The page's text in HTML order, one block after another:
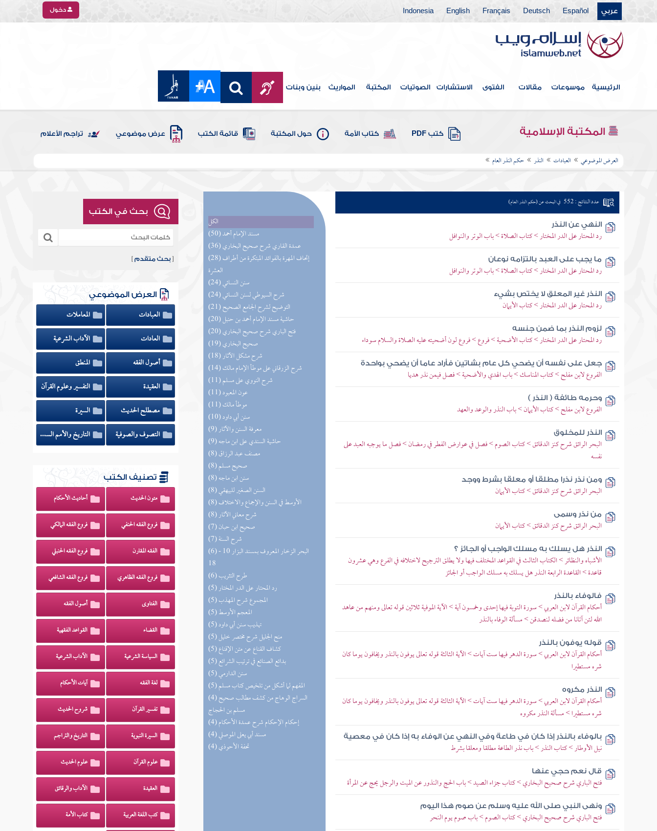
عربي Español
Deutsch
Français
English
Indonesia دخول
الرئيسية موسوعات مقالات الفتوى الاستشارات الصوتيات المكتبة المواريث بنين وبنات
المكتبة الإسلامية كتب PDF كتاب الأمة حول المكتبة قائمة الكتب عرض موضوعي تراجم الأعلام
العرض الموضوعي العبادات النذر حكم النذر العام
الكل
(50) مسند الإمام أحمد
(36) عمدة القاري شرح صحيح البخاري
(28) إتحاف المهرة بالفوائد المبتكرة من أطراف
العشرة
(24) سنن النسائي
(24) شرح السيوطي لسنن النسائي
(21) التوضيح لشرح الجامع الصحيح
(20) حاشية مسند الإمام أحمد بن حنبل
(20) فتح الباري شرح صحيح البخاري
(19) صحيح البخاري
(18) شرح مشكل الآثار
(14) شرح الزرقاني على موطأ الإمام مالك
(11) شرح النووي على مسلم
(11) عون المعبود
(11) موطأ مالك
(10) سنن أبي داود
(9) معرفة السنن والآثار
(9) حاشية السندي على ابن ماجه
(8) مصنف عبد الرزاق
(8) صحيح مسلم
(8) سنن ابن ماجه
(8) السنن الصغير للبيهقي
(8) الأوسط في السنن والإجماع والاختلاف
(8) شرح معاني الآثار
(7) صحيح ابن حبان
(7) شرح السنة
(6) البحر الزخار المعروف بمسند البزار 10 -
18
(6) طرح التثريب
(5) رد المحتار على الدر المختار
(5) المجموع شرح المهذب
(5) المعجم الأوسط
(5) تهذيب سنن أبي داود
(5) منح الجليل شرح مختصر خليل
(5) كشاف القناع عن متن الإقناع
(5) بدائع الصنائع في ترتيب الشرائع
(5) سنن الدارمي
(5) المفهم لما أشكل من تلخيص كتاب مسلم
(4) السراج الوهاج من كشف مطالب صحيح
مسلم بن الحجاج
(4) إحكام الإحكام شرح عمدة الأحكام
(4) مسند أبي يعلى الموصلي
(4) تحفة الأحوذي
عدد النتائج : 552 في البحث عن (حكم النذر العام)
النهي عن النذر
رد المحتار على الدر المختار > كتاب الصلاة > باب الوتر والنوافل
ما يجب على العبد بالتزامه نوعان
رد المحتار على الدر المختار > كتاب الصلاة > باب الوتر والنوافل
النذر غير المعلق لا يختص بشيء
رد المحتار على الدر المختار > كتاب الأيمان
لزوم النذر بما ضمن جنسه
رد المحتار على الدر المختار > كتاب الأضحية > فروع > فروع لون أضحيته عليه الصلاة والسلام سوداء
جعل على نفسه أن يضحي كل عام بشاتين فأراد عاما أن يضحي بواحدة
الفروع لابن مفلح > كتاب المناسك > باب الهدي والأضحية > فصل فيمن نذر هديا
وحرمه طائفة ( النذر )
الفروع لابن مفلح > كتاب الأيمان > باب النذر والوعد والعهد
النذر للمخلوق
البحر الرائق شرح كنز الدقائق > كتاب الصوم > فصل في عوارض الفطر في رمضان > فصل ما يوجبه العبد على
نفسه
ومن نذر نذرا مطلقا أو معلقا بشرط ووجد
البحر الرائق شرح كنز الدقائق > كتاب الأيمان
من نذر وسمى
البحر الرائق شرح كنز الدقائق > كتاب الأيمان
النذر هل يسلك به مسلك الواجب أو الجائز ؟
الأشباه والنظائر > الكتاب الثالث في القواعد المختلف فيها ولا يطلق الترجيح لاختلافه في الفرع وهي عشرون
قاعدة > القاعدة الرابعة النذر هل يسلك به مسلك الواجب أو الجائز
فالوفاء بالنذر
أحكام القرآن لابن العربي > سورة التوبة فيها إحدى وخمسون آية > الآية الموفية ثلاثين قوله تعالى ومنهم من عاهد
الله لئن آتانا من فضله لنصدقن > مسألة الوفاء بالنذر
قوله يوفون بالنذر
أحكام القرآن لابن العربي > سورة الدهر فيها ست آيات > الآية الثالثة قوله تعالى يوفون بالنذر ويخافون يوما كان
شره مستطيرا
النذر مكروه
أحكام القرآن لابن العربي > سورة الدهر فيها ست آيات > الآية الثالثة قوله تعالى يوفون بالنذر ويخافون يوما كان
شره مستطيرا > مسألة النذر مكروه
بالوفاء بالنذر إذا كان في طاعة وفي النهي عن الوفاء به إذا كان في معصية
نيل الأوطار > كتاب النذر > باب نذر الطاعة مطلقا ومعلقا بشرط
قال نعم حجي عنها
فتح الباري شرح صحيح البخاري > كتاب جزاء الصيد > باب الحج والنذور عن الميت والرجل يحج عن المرأة
ونهى النبي صلى الله عليه وسلم عن صوم هذا اليوم
فتح الباري شرح صحيح البخاري > كتاب الصوم > باب صوم يوم النحر
بحث في الكتب
[بحث متقدم ]
العرض الموضوعي
العبادات
المعاملات
العادات
الآداب الشرعية
أصول الفقه
المنطق
العقيدة
التفسير وعلوم القرآن
مصطلح الحديث
السيرة
التصوف والصوفية
التاريخ والأمم السابقة
تصنيف الكتب
متون الحديث أحاديث الأحكام
فروع الفقه الحنفي فروع الفقه المالكي
الفقه المقارن فروع الفقه الحنبلي
فروع الفقه الظاهري فروع الفقه الشافعي
الفتاوى أصول الفقه
القضاء القواعد الفقهية
السياسة الشرعية الآداب الشرعية
لغة الفقه آيات الأحكام
تفسير القرآن شروح الحديث
السيرة النبوية التاريخ والتراجم
علوم القرآن علوم الحديث
العقيدة الآداب والرقائق
كتب اللغة العربية كتاب الأمة